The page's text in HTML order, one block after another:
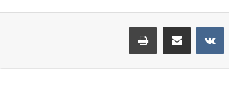
مشاركة عبر البريد طباعة